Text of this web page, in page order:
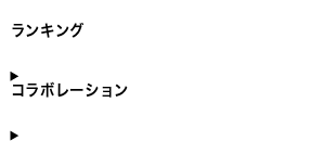
ランキング
コラボレーション